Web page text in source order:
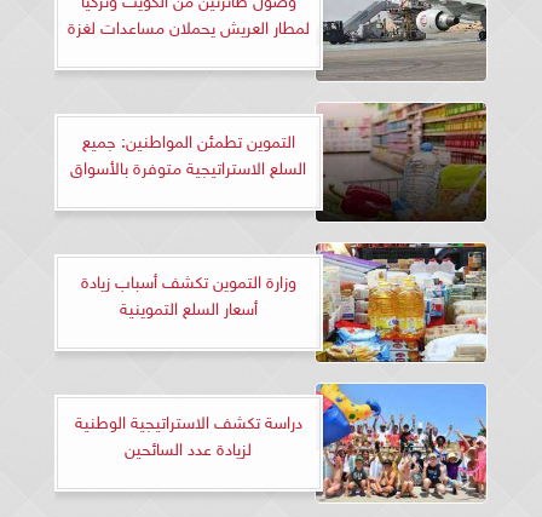
لمطار العريش يحملان مساعدات لغزة
التموين تطمئن المواطنين: جميع
السلع الاستراتيجية متوفرة بالأسواق
وزارة التموين تكشف أسباب زيادة
أسعار السلع التموينية
دراسة تكشف الاستراتيجية الوطنية
لزيادة عدد السائحين